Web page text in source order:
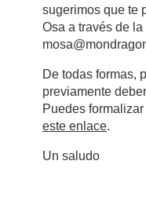
sugerimos que te
Osa a través de
De todas formas,
previamente
Puedes
este enlace.
Un saludo